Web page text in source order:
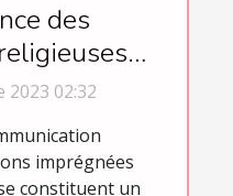
des
des
2023 02:32
imprégnées
constituent un